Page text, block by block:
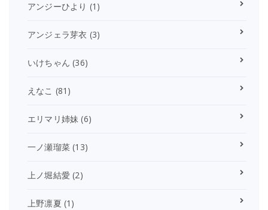
アンジーひより (1)
アンジェラ芽衣 (3)
いけちゃん (36)
えなこ (81)
エリマリ姉妹 (6)
一ノ瀬瑠菜 (13)
上ノ堀結愛 (2)
上野凛夏 (1)